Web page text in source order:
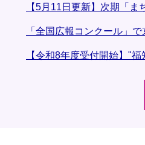
【5月11日更新】次期「
「全国広報コンクール」
【令和8年度受付開始】"